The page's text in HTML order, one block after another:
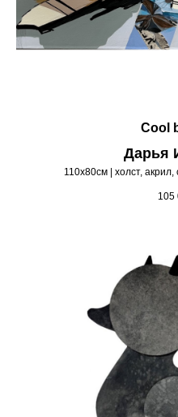
Cool
Дарья
110х80см | холст,
105